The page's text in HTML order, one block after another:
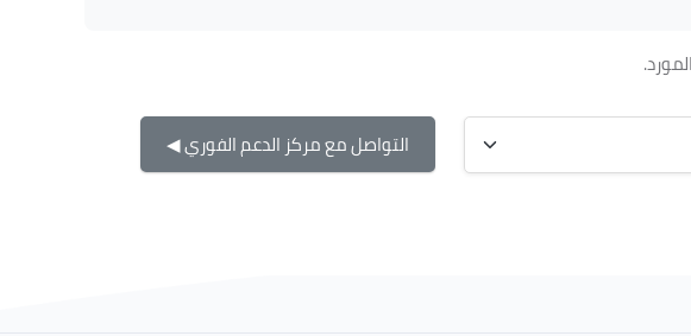
التواصل مع مركز الدعم الفوري ◀︎